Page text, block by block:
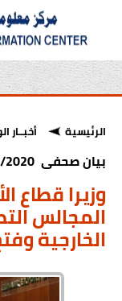
الرئيسية أخبــار
بيان صحفى 9/9/2020
وزيرا قطاع
المجالس
الخارجية